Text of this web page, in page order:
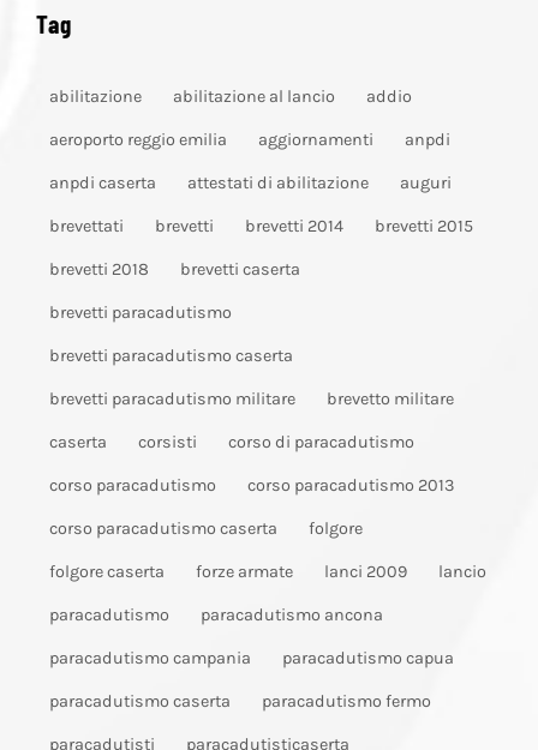
Tag
abilitazione abilitazione al lancio addio
aeroporto reggio emilia aggiornamenti anpdi
anpdi caserta attestati di abilitazione auguri
brevettati brevetti brevetti 2014 brevetti 2015
brevetti 2018 brevetti caserta
brevetti paracadutismo
brevetti paracadutismo caserta
brevetti paracadutismo militare brevetto militare
caserta corsisti corso di paracadutismo
corso paracadutismo corso paracadutismo 2013
corso paracadutismo caserta folgore
folgore caserta forze armate lanci 2009 lancio
paracadutismo paracadutismo ancona
paracadutismo campania paracadutismo capua
paracadutismo caserta paracadutismo fermo
paracadutisti paracadutisticaserta